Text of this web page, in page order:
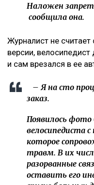
Наложен
сообщила она.
Журналист не
версии,
и сам врезался в ее
– Я на сто
заказ.
Появилось фото
велосипедиста
которое
травм. В их
разорванные
оставить его